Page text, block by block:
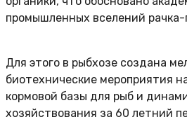
промышленных вселений рачка-
Для этого в рыбхозе создана
биотехнические мероприятия
кормовой базы для рыб и
хозяйствования за 60 летний